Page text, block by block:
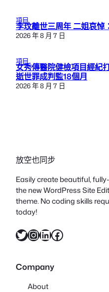
項目
李玟離世三周年 二姐哀悼
2026 年 8 月 7 日
項目
女秀傳醫院健檢項目經紀
逝世罪成判監18個月
2026 年 8 月 7 日
放空也同步
Easily create beautiful,
the new WordPress Site
theme. No coding skills
today!
X InstagramLinkedIn Facebook
Company
About